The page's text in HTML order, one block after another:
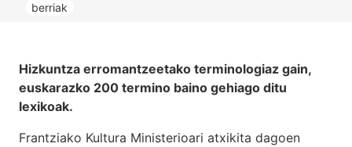
berriak
Hizkuntza erromantzeetako terminologiaz gain,
euskarazko 200 termino baino gehiago ditu
lexikoak.
Frantziako Kultura Ministerioari atxikita dagoen